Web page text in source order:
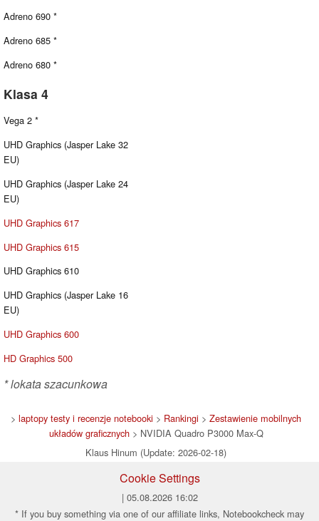
Adreno 690 *
Adreno 685 *
Adreno 680 *
Klasa 4
Vega 2 *
UHD Graphics (Jasper Lake 32
EU)
UHD Graphics (Jasper Lake 24
EU)
UHD Graphics 617
UHD Graphics 615
UHD Graphics 610
UHD Graphics (Jasper Lake 16
EU)
UHD Graphics 600
HD Graphics 500
* lokata szacunkowa
> laptopy testy i recenzje notebooki > Rankingi > Zestawienie mobilnych
układów graficznych> NVIDIA Quadro P3000 Max-Q
Klaus Hinum (Update: 2026-02-18)
Cookie Settings
| 05.08.2026 16:02
* If you buy something via one of our affiliate links, Notebookcheck may